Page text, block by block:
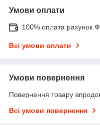
Умови оплати
100% оплата рахунок
Всі умови оплати
Умови повернення
Повернення товару
Всі умови повернення